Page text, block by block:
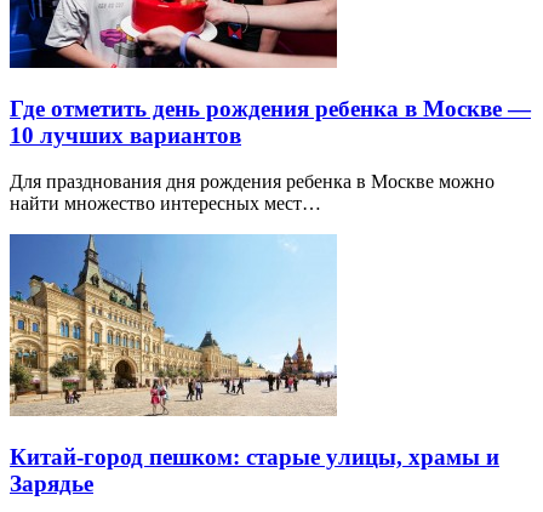
Где отметить день рождения ребенка в Москве —
10 лучших вариантов
Для празднования дня рождения ребенка в Москве можно
найти множество интересных мест…
Китай-город пешком: старые улицы, храмы и
Зарядье